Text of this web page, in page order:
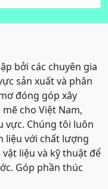
bởi các chuyên gia
sản xuất và phân
đóng góp xây
cho Việt Nam,
vực. Chúng tôi luôn
liệu với chất lượng
vật liệu và kỹ thuật để
Góp phần thúc